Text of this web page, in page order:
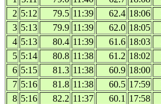
2 5:12 79.5 11:39 62.4 18:06
3 5:13 79.9 11:39 62.0 18:05
4 5:13 80.4 11:39 61.6 18:03
5 5:14 80.8 11:38 61.2 18:02
6 5:15 81.3 11:38 60.9 18:00
7 5:16 81.8 11:38 60.5 17:59
8 5:16 82.2 11:37 60.1 17:58